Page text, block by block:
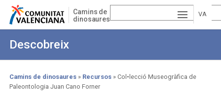
Skip
main
Camins de
dinosaures
VA
Descobreix
Breadcrumb
Camins de dinosaures Recursos
Col•lecció Museogràfica de
Paleontologia Juan Cano Forner